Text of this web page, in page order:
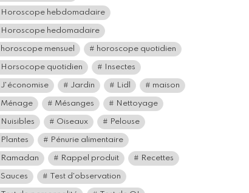
Horoscope hebdomadaire
Horoscope hedomadaire
horoscope mensuel horoscope quotidien
Horsocope quotidien Insectes
J'économise Jardin Lidl maison
Ménage Mésanges Nettoyage
Nuisibles Oiseaux Pelouse
Plantes Pénurie alimentaire
Ramadan Rappel produit Recettes
Sauces Test d'observation